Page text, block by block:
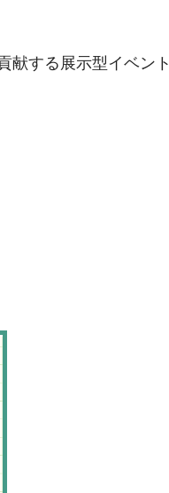
献する展示型イベント